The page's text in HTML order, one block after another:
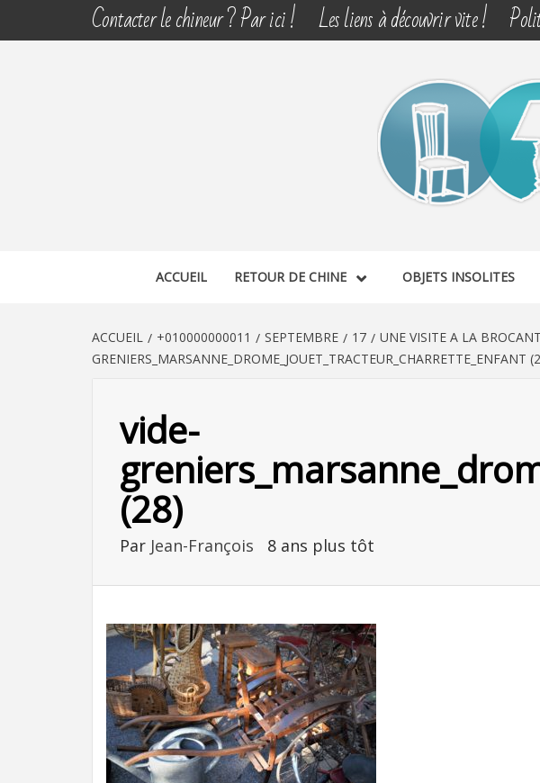
Contacter le chineur ? Par ici ! Les liens à découvrir vite !
CHINE &
ACCUEIL RETOUR DE CHINE OBJETS INSOLITES
ACCUEIL +010000000011 SEPTEMBRE 17 UNE VISITE A LA
GRENIERS_MARSANNE_DROME_JOUET_TRACTEUR_CHARRETTE_ENFANT
vide-
(28)
Par Jean-François 8 ans plus tôt